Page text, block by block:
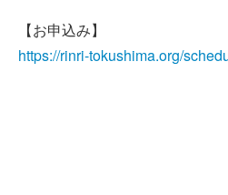
【お申込み】
https://rinri-tokushima.org/